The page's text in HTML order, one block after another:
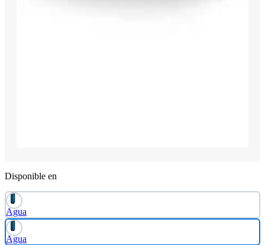
Disponible en
Agua
Agua